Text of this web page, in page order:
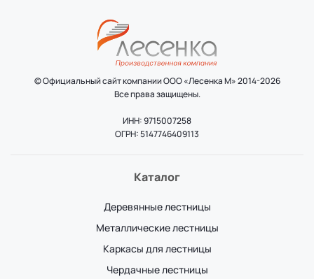
© Официальный сайт компании ООО «Лесенка М» 2014-2026
Все права защищены.
ИНН: 9715007258
ОГРН: 5147746409113
Каталог
Деревянные лестницы
Металлические лестницы
Каркасы для лестницы
Чердачные лестницы